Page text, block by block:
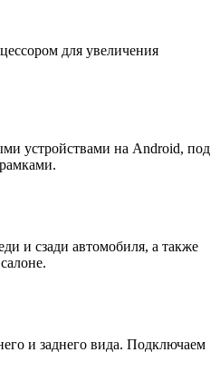
для увеличения
устройствами на Android, под
и сзади автомобиля, а также
и заднего вида. Подключаем